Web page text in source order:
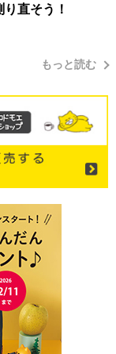
直そう！
もっと読む